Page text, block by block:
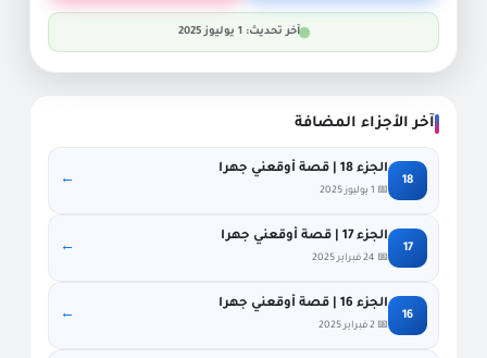
آخر تحديث: 1 يوليوز 2025
آخر الأجزاء المضافة
18
الجزء 18 | قصة أوقعني جهرا
📅 1 يوليوز 2025
←
17
الجزء 17 | قصة أوقعني جهرا
📅 24 فبراير 2025
←
16
الجزء 16 | قصة أوقعني جهرا
📅 2 فبراير 2025
←